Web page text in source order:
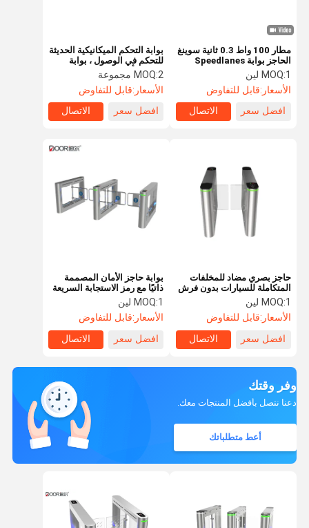
بوابة التحكم الميكانيكية الحديثة
للتحكم في الوصول ، بوابة
حاجز التأرجح استخدام
Oudoor
MOQ:2 مجموعة
الأسعار:قابل للتفاوض
افضل سعر
الاتصال
مطار 100 واط 0.3 ثانية سوينغ
الحاجز بوابة Speedlanes
RS485
MOQ:1 لين
الأسعار:قابل للتفاوض
افضل سعر
الاتصال
بوابة حاجز الأمان المصممة
ذاتيًا مع رمز الاستجابة السريعة
لبطاقة IC للتعرف على الوجه
MOQ:1 لين
الأسعار:قابل للتفاوض
افضل سعر
الاتصال
حاجز بصري مضاد للمخلفات
المتكاملة للسيارات بدون فرش
IP54
MOQ:1 لين
الأسعار:قابل للتفاوض
افضل سعر
الاتصال
وفر وقتك
دعنا نتصل بأفضل المنتجات معك.
أعط متطلباتك